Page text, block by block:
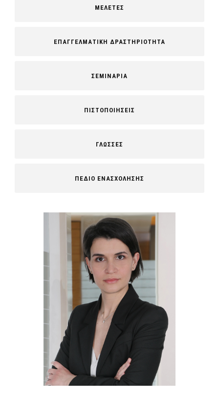
ΜΕΛΕΤΕΣ
ΕΠΑΓΓΕΛΜΑΤΙΚΗ ΔΡΑΣΤΗΡΙΟΤΗΤΑ
ΣΕΜΙΝΑΡΙΑ
ΠΙΣΤΟΠΟΙΗΣΕΙΣ
ΓΛΩΣΣΕΣ
ΠΕΔΙΟ ΕΝΑΣΧΟΛΗΣΗΣ